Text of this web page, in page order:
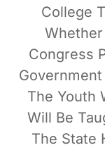
College
Congress
The Youth
Will Be
The State